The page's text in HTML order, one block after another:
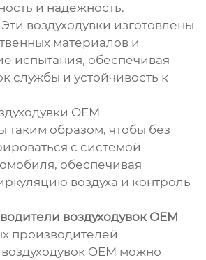
и надежность.
воздуходувки изготовлены
материалов и
испытания, обеспечивая
службы и устойчивость к
OEM
таким образом, чтобы без
с системой
обеспечивая
воздуха и контроль
воздуходувок OEM
производителей
OEM можно